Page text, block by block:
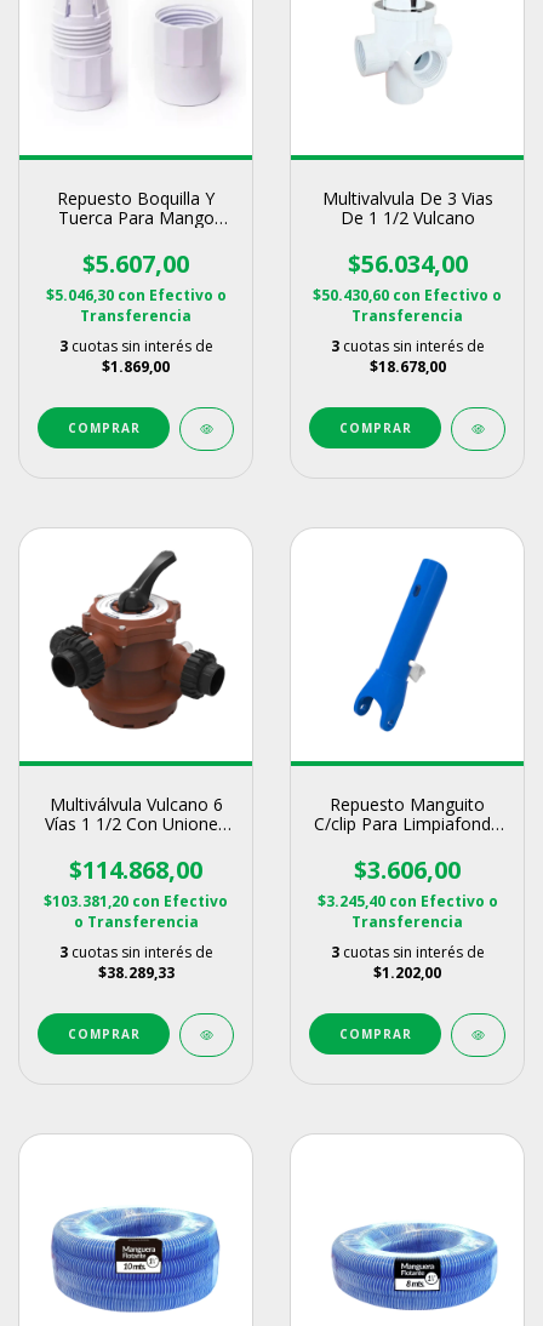
Repuesto Boquilla Y
Tuerca Para Mango
$5.607,00
$5.046,30 con Efectivo o
Transferencia
3 cuotas sin interés de
$1.869,00
Multivalvula De 3 Vias
De 1 1/2 Vulcano
$56.034,00
$50.430,60 con Efectivo o
Transferencia
3 cuotas sin interés de
$18.678,00
COMPRAR
Multiválvula Vulcano 6
Vías 1 1/2 Con Uniones
$114.868,00
$103.381,20 con Efectivo
o Transferencia
3 cuotas sin interés de
$38.289,33
Repuesto Manguito
C/clip Para Limpiafondo
$3.606,00
$3.245,40 con Efectivo o
Transferencia
3 cuotas sin interés de
$1.202,00